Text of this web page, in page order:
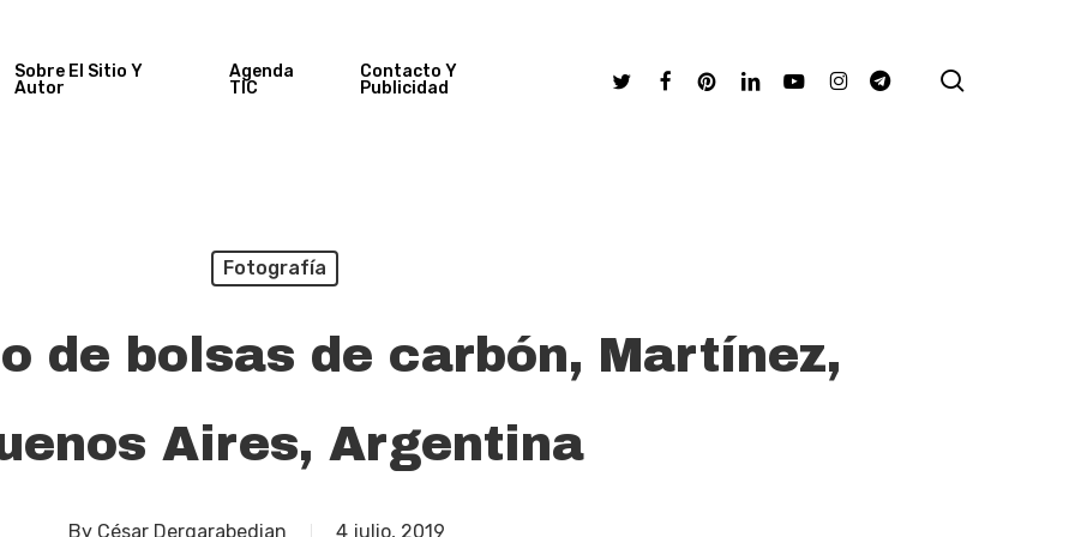
Sobre El Sitio Y
Autor
Agenda
TIC
Contacto Y
Publicidad
TwitterFacebookPinterestLinkedinYoutubeInstagramTelegram
Fotografía
de bolsas de carbón, Martínez,
Aires, Argentina
By César Dergarabedian 4 julio, 2019